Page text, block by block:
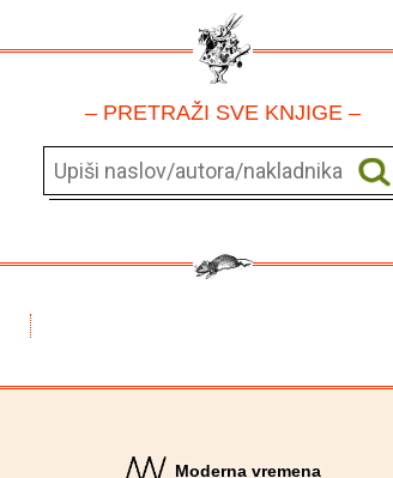
– PRETRAŽI SVE KNJIGE –
Moderna vremena